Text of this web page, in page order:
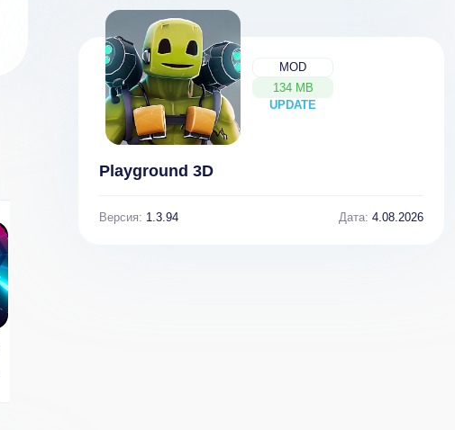
MOD
134 MB
UPDATE
NEW
Playground 3D
Версия: 1.3.94 Дата: 4.08.2026